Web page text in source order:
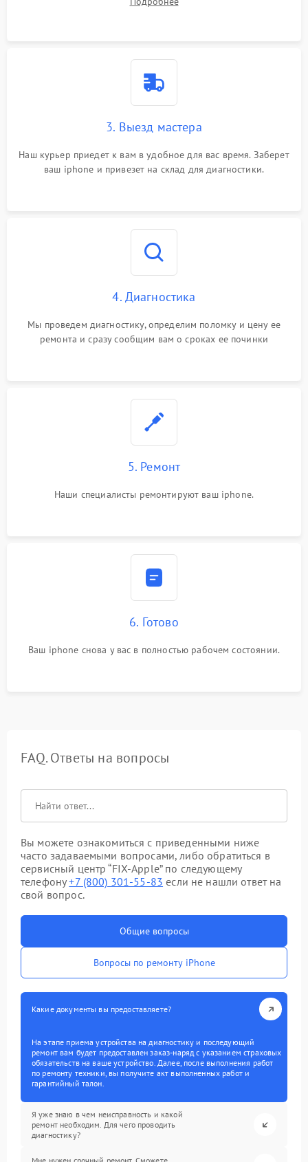
3. Выезд мастера
Наш курьер приедет к вам в удобное для вас время. Заберет
ваш iphone и привезет на склад для диагностики.
4. Диагностика
Мы проведем диагностику, определим поломку и цену ее
ремонта и сразу сообщим вам о сроках ее починки
5. Ремонт
Наши специалисты ремонтируют ваш iphone.
6. Готово
Ваш iphone снова у вас в полностью рабочем состоянии.
FAQ. Ответы на вопросы
Вы можете ознакомиться с приведенными ниже
часто задаваемыми вопросами, либо обратиться в
сервисный центр “FIX-Apple” по следующему
телефону+7 (800) 301-55-83 если не нашли ответ на
свой вопрос.
Общие вопросы
Вопросы по ремонту iPhone
Какие документы вы предоставляете?
На этапе приема устройства на диагностику и последующий
ремонт вам будет предоставлен заказ-наряд с указанием страховых
обязательств на ваше устройство. Далее, после выполнения работ
по ремонту техники, вы получите акт выполненных работ и
гарантийный талон.
Я уже знаю в чем неисправность и какой
ремонт необходим. Для чего проводить
диагностику?
Мне нужен срочный ремонт. Сможете